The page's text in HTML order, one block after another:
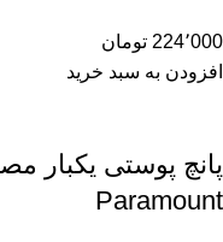
224٬000 تومان
افزودن به سبد خرید
Paramount